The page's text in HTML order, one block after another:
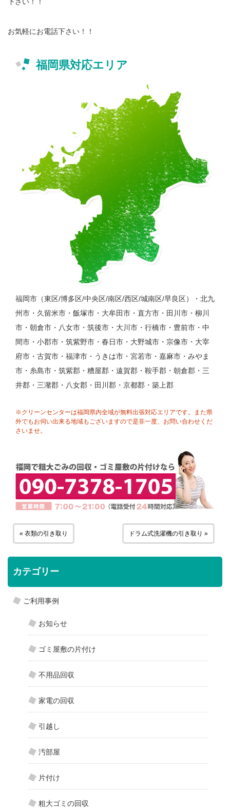
下さい！！
お気軽にお電話下さい！！
福岡県対応エリア
福岡市（東区/博多区/中央区/南区/西区/城南区/早良区）・北九
州市・久留米市・飯塚市・大牟田市・直方市・田川市・柳川
市・朝倉市・八女市・筑後市・大川市・行橋市・豊前市・中
間市・小郡市・筑紫野市・春日市・大野城市・宗像市・大宰
府市・古賀市・福津市・うきは市・宮若市・嘉麻市・みやま
市・糸島市・筑紫郡・糟屋郡・遠賀郡・鞍手郡・朝倉郡・三
井郡・三潴郡・八女郡・田川郡・京都郡・築上郡
※クリーンセンターは福岡県内全域が無料出張対応エリアです。また県
外でもお伺い出来る地域もございますので是非一度、お問い合わせくだ
さいませ。
« 衣類の引き取り ドラム式洗濯機の引き取り »
カテゴリー
ご利用事例
お知らせ
ゴミ屋敷の片付け
不用品回収
家電の回収
引越し
汚部屋
片付け
粗大ゴミの回収